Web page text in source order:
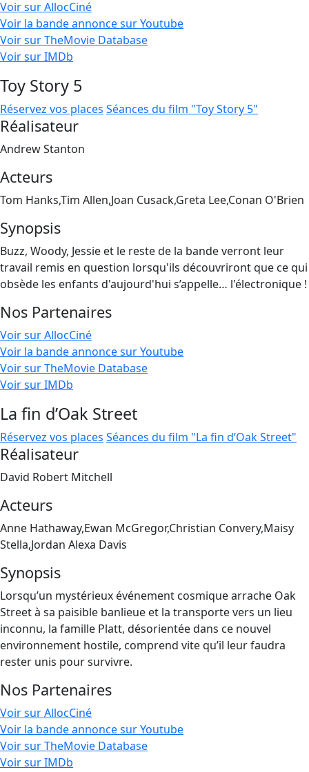
Voir sur AllocCiné
Voir la bande annonce sur Youtube
Voir sur TheMovie Database
Voir sur IMDb
Toy Story 5
Réservez vos places Séances du film "Toy Story 5"
Réalisateur
Andrew Stanton
Acteurs
Tom Hanks,Tim Allen,Joan Cusack,Greta Lee,Conan O'Brien
Synopsis
Buzz, Woody, Jessie et le reste de la bande verront leur
travail remis en question lorsqu'ils découvriront que ce qui
obsède les enfants d'aujourd'hui s’appelle… l'électronique !
Nos Partenaires
Voir sur AllocCiné
Voir la bande annonce sur Youtube
Voir sur TheMovie Database
Voir sur IMDb
La fin d’Oak Street
Réservez vos places Séances du film "La fin d’Oak Street"
Réalisateur
David Robert Mitchell
Acteurs
Anne Hathaway,Ewan McGregor,Christian Convery,Maisy
Stella,Jordan Alexa Davis
Synopsis
Lorsqu’un mystérieux événement cosmique arrache Oak
Street à sa paisible banlieue et la transporte vers un lieu
inconnu, la famille Platt, désorientée dans ce nouvel
environnement hostile, comprend vite qu’il leur faudra
rester unis pour survivre.
Nos Partenaires
Voir sur AllocCiné
Voir la bande annonce sur Youtube
Voir sur TheMovie Database
Voir sur IMDb